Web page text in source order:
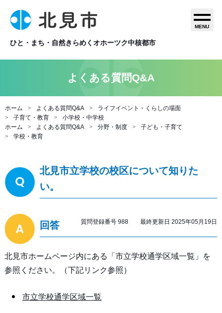
ひと・まち・自然きらめくオホーツク中核都市
MENU
よくある質問Q&A
ホーム よくある質問Q&A
ライフイベント・くらしの場面
子育て・教育
小学校・中学校
ホーム
よくある質問Q&A 分野・制度
子ども・子育て
学校・教育
北見市立学校の校区について知りた
い。
回答 質問登録番号 988 最終更新日 2025年05月19日
北見市ホームページ内にある「市立学校通学区域一覧」を
参照ください。（下記リンク参照）
市立学校通学区域一覧